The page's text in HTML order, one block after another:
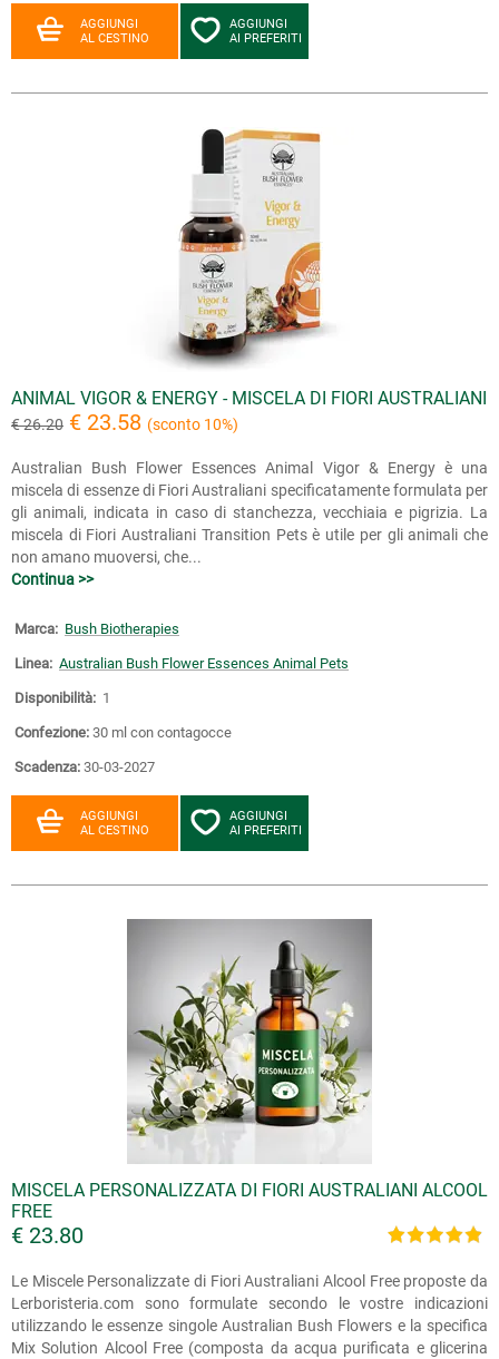
AGGIUNGI
AL CESTINO
AGGIUNGI
AI PREFERITI
ANIMAL VIGOR & ENERGY - MISCELA DI FIORI AUSTRALIANI
€ 26.20 € 23.58 (sconto 10%)
Australian Bush Flower Essences Animal Vigor & Energy è una
miscela di essenze di Fiori Australiani specificatamente formulata per
gli animali, indicata in caso di stanchezza, vecchiaia e pigrizia. La
miscela di Fiori Australiani Transition Pets è utile per gli animali che
non amano muoversi, che...
Continua >>
Marca: Bush Biotherapies
Linea: Australian Bush Flower Essences Animal Pets
Disponibilità: 1
Confezione: 30 ml con contagocce
Scadenza: 30-03-2027
AGGIUNGI
AL CESTINO
AGGIUNGI
AI PREFERITI
MISCELA PERSONALIZZATA DI FIORI AUSTRALIANI ALCOOL
FREE
€ 23.80
Le Miscele Personalizzate di Fiori Australiani Alcool Free proposte da
Lerboristeria.com sono formulate secondo le vostre indicazioni
utilizzando le essenze singole Australian Bush Flowers e la specifica
Mix Solution Alcool Free (composta da acqua purificata e glicerina